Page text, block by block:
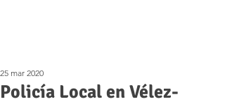
Policía Local en Vélez-
25 mar 2020